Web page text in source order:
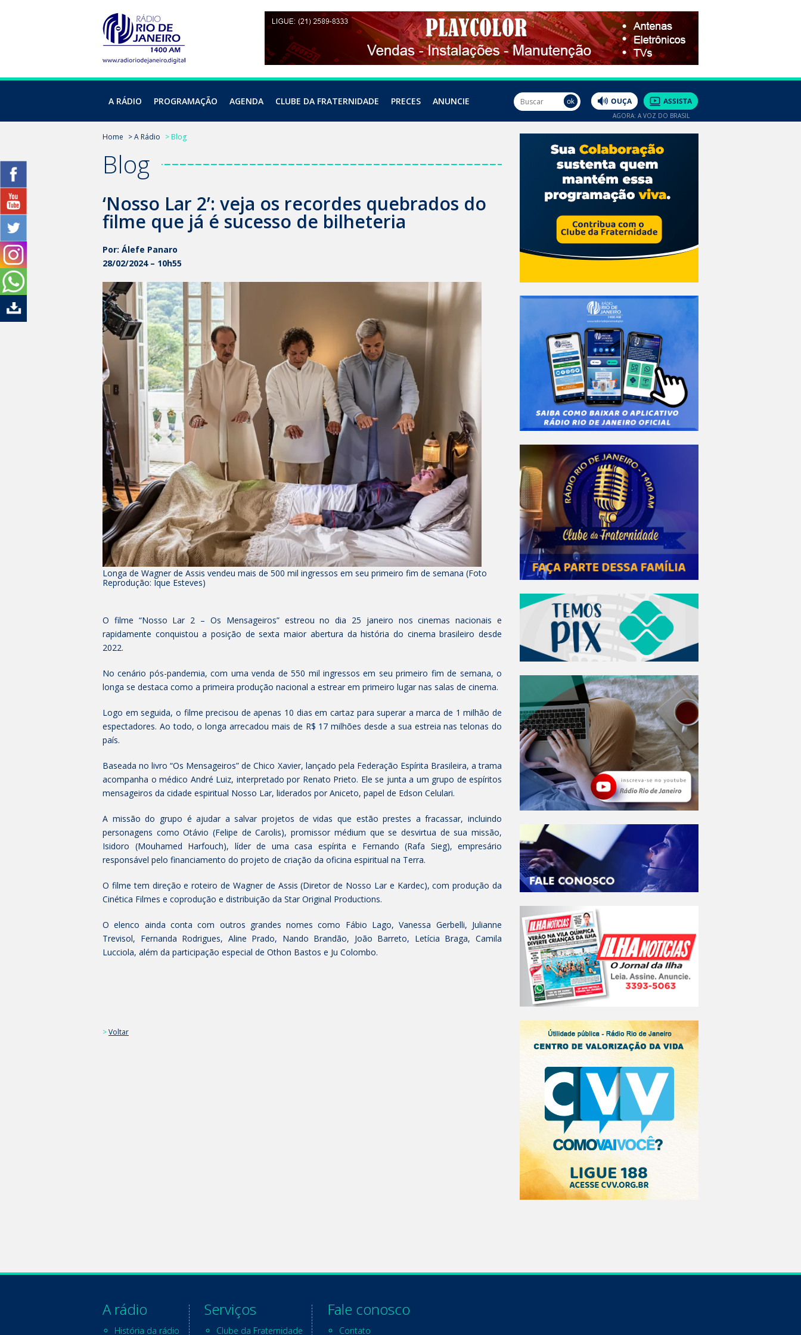
A RÁDIO PROGRAMAÇÃO AGENDA CLUBE DA FRATERNIDADE PRECES ANUNCIE
AGORA: A VOZ DO BRASIL
Home > A Rádio > Blog
Blog
‘Nosso Lar 2’: veja os recordes quebrados do
filme que já é sucesso de bilheteria
Por: Álefe Panaro
28/02/2024 – 10h55
Longa de Wagner de Assis vendeu mais de 500 mil ingressos em seu primeiro fim de semana (Foto
Reprodução: Ique Esteves)
O filme “Nosso Lar 2 – Os Mensageiros” estreou no dia 25 janeiro nos cinemas nacionais e
rapidamente conquistou a posição de sexta maior abertura da história do cinema brasileiro desde
2022.
No cenário pós-pandemia, com uma venda de 550 mil ingressos em seu primeiro fim de semana, o
longa se destaca como a primeira produção nacional a estrear em primeiro lugar nas salas de cinema.
Logo em seguida, o filme precisou de apenas 10 dias em cartaz para superar a marca de 1 milhão de
espectadores. Ao todo, o longa arrecadou mais de R$ 17 milhões desde a sua estreia nas telonas do
país.
Baseada no livro “Os Mensageiros” de Chico Xavier, lançado pela Federação Espírita Brasileira, a trama
acompanha o médico André Luiz, interpretado por Renato Prieto. Ele se junta a um grupo de espíritos
mensageiros da cidade espiritual Nosso Lar, liderados por Aniceto, papel de Edson Celulari.
A missão do grupo é ajudar a salvar projetos de vidas que estão prestes a fracassar, incluindo
personagens como Otávio (Felipe de Carolis), promissor médium que se desvirtua de sua missão,
Isidoro (Mouhamed Harfouch), líder de uma casa espírita e Fernando (Rafa Sieg), empresário
responsável pelo financiamento do projeto de criação da oficina espiritual na Terra.
O filme tem direção e roteiro de Wagner de Assis (Diretor de Nosso Lar e Kardec), com produção da
Cinética Filmes e coprodução e distribuição da Star Original Productions.
O elenco ainda conta com outros grandes nomes como Fábio Lago, Vanessa Gerbelli, Julianne
Trevisol, Fernanda Rodrigues, Aline Prado, Nando Brandão, João Barreto, Letícia Braga, Camila
Lucciola, além da participação especial de Othon Bastos e Ju Colombo.
>Voltar
A rádio
História da rádio
Serviços
Clube da Fraternidade
Fale conosco
Contato